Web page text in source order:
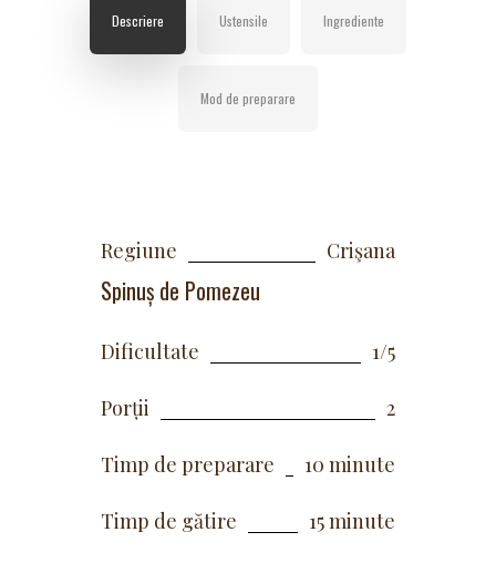
Descriere Ustensile Ingrediente
Mod de preparare
Regiune Crişana
Spinuș de Pomezeu
Dificultate 1/5
Porții 2
Timp de preparare 10 minute
Timp de gătire 15 minute